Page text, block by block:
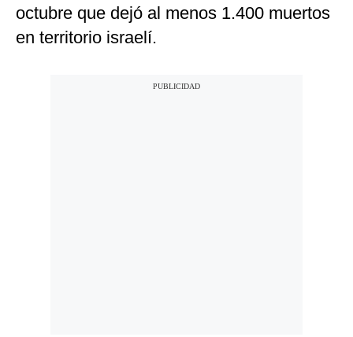
octubre que dejó al menos 1.400 muertos
en territorio israelí.